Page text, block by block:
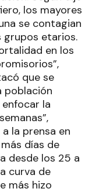
los mayores
se contagian
grupos etarios.
en los
que se
población
la
la prensa en
días de
desde los 25 a
curva de
más hizo